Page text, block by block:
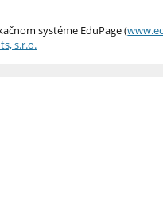
systéme EduPage (
s.r.o.